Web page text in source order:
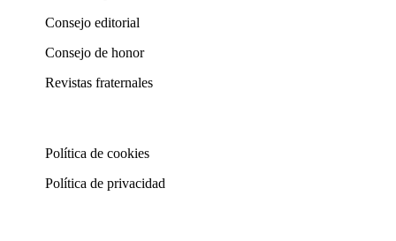
Consejo editorial
Consejo de honor
Revistas fraternales
Política de cookies
Política de privacidad